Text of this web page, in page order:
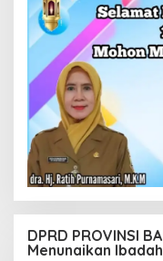
DPRD PROVINSI
Menunaikan